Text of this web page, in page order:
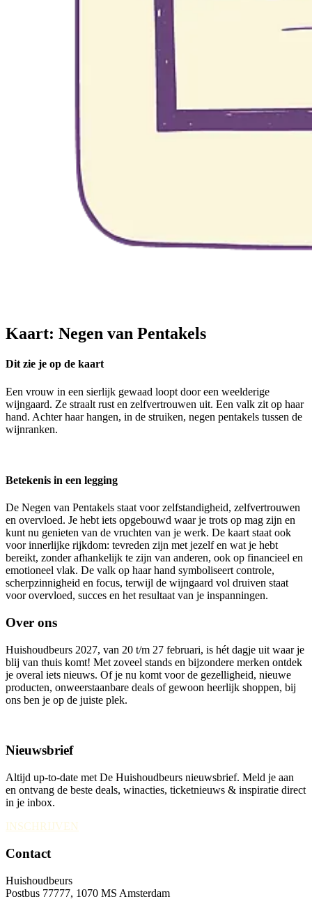
Kaart: Negen van Pentakels
Dit zie je op de kaart
Een vrouw in een sierlijk gewaad loopt door een weelderige
wijngaard. Ze straalt rust en zelfvertrouwen uit. Een valk zit op haar
hand. Achter haar hangen, in de struiken, negen pentakels tussen de
wijnranken.
Betekenis in een legging
De Negen van Pentakels staat voor zelfstandigheid, zelfvertrouwen
en overvloed. Je hebt iets opgebouwd waar je trots op mag zijn en
kunt nu genieten van de vruchten van je werk. De kaart staat ook
voor innerlijke rijkdom: tevreden zijn met jezelf en wat je hebt
bereikt, zonder afhankelijk te zijn van anderen, ook op financieel en
emotioneel vlak. De valk op haar hand symboliseert controle,
scherpzinnigheid en focus, terwijl de wijngaard vol druiven staat
voor overvloed, succes en het resultaat van je inspanningen.
Over ons
Huishoudbeurs 2027, van 20 t/m 27 februari, is hét dagje uit waar je
blij van thuis komt! Met zoveel stands en bijzondere merken ontdek
je overal iets nieuws. Of je nu komt voor de gezelligheid, nieuwe
producten, onweerstaanbare deals of gewoon heerlijk shoppen, bij
ons ben je op de juiste plek.
Nieuwsbrief
Altijd up-to-date met De Huishoudbeurs nieuwsbrief. Meld je aan
en ontvang de beste deals, winacties, ticketnieuws & inspiratie direct
in je inbox.
INSCHRIJVEN
Contact
Huishoudbeurs
Postbus 77777, 1070 MS Amsterdam